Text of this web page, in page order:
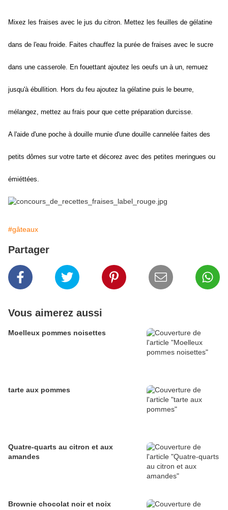
Mixez les fraises avec le jus du citron. Mettez les feuilles de gélatine
dans de l'eau froide. Faites chauffez la purée de fraises avec le sucre
dans une casserole. En fouettant ajoutez les oeufs un à un, remuez
jusqu'à ébullition. Hors du feu ajoutez la gélatine puis le beurre,
mélangez, mettez au frais pour que cette préparation durcisse.
A l'aide d'une poche à douille munie d'une douille cannelée faites des
petits dômes sur votre tarte et décorez avec des petites meringues ou
émiéttées.
#gâteaux
Partager
Vous aimerez aussi
Moelleux pommes noisettes
tarte aux pommes
Quatre-quarts au citron et aux
amandes
Brownie chocolat noir et noix